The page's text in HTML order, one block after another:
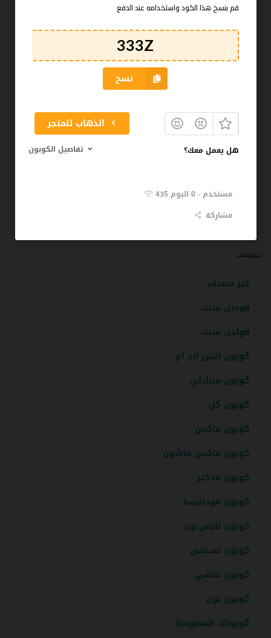
أكتوبر 2021
يوليو 2021
فبراير 2020
نوفمبر 2019
تصنيفات
غير مصنف
قوبدن سنت
قولدن سنت
كوبون اتش اند ام
كوبون ستايلي
كوبون كل
كوبون ماكس
كوبون ماكس فاشون
كوبون مذكير
كوبون مودانيسا
كوبون نايس ون
كوبون نسناس
كوبون نمشي
كوبون نون
كوبونات السعودية
قم بنسخ هذا الكود واستخدامه عند الدفع
نسخ
الذهاب للمتجر
هل يعمل معك؟ تفاصيل الكوبون
435 مستخدم - 0 اليوم
مشاركة